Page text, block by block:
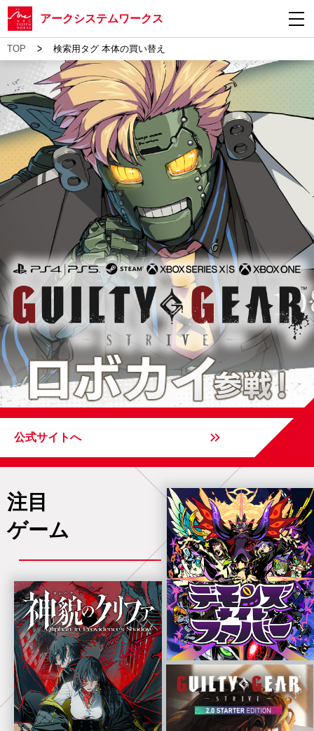
アークシステムワークス
TOP > 検索用タグ 本体の買い替え
公式サイトへ
注目
ゲーム